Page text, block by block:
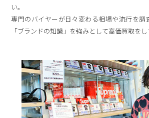
い。
専門のバイヤーが日々変わる相場や流行を調
「ブランドの知識」を強みとして高価買取をし